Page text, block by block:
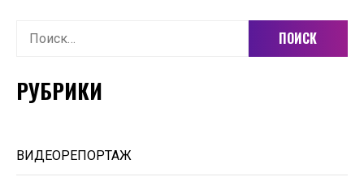
Найти:
РУБРИКИ
ВИДЕОРЕПОРТАЖ